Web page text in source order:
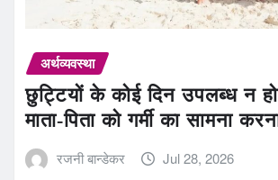
अर्थव्यवस्था
छुट्टियों के कोई दिन उपलब्ध न
माता-पिता को गर्मी का सामना
रजनी बान्डेकर Jul 28, 2026